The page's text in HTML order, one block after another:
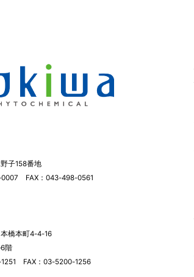
子158番地
FAX：043-498-0561
橋本町4-4-16
階
FAX：03-5200-1256